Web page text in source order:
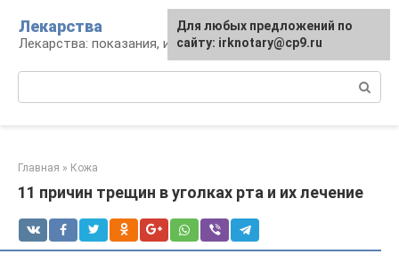
контенту
Лекарства
Лекарства: показания, инструкция, аналоги
Главная » Кожа
11 причин трещин в уголках рта и их лечение
Для любых предложений по
сайту: irknotary@cp9.ru